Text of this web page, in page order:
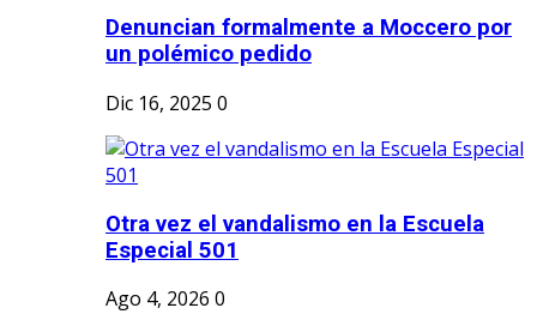
Denuncian formalmente a Moccero por
un polémico pedido
Dic 16, 2025 0
Otra vez el vandalismo en la Escuela
Especial 501
Ago 4, 2026 0